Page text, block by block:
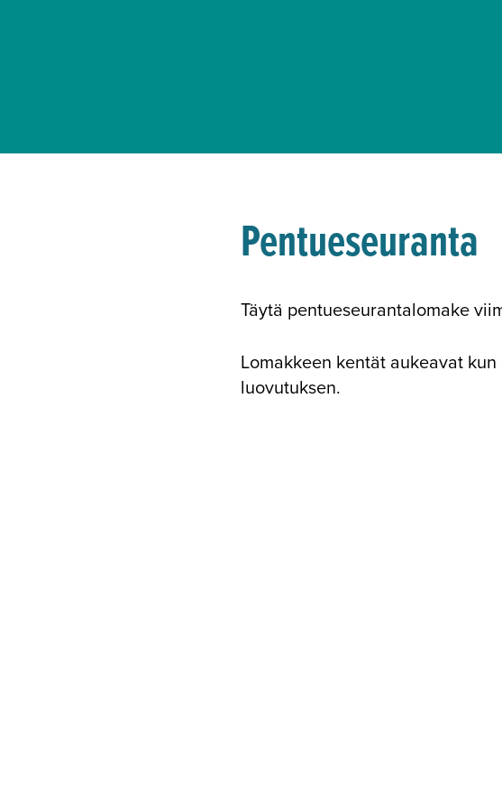
Pentueseuranta
Täytä pentueseurantalomake
Lomakkeen kentät aukeavat
luovutuksen.